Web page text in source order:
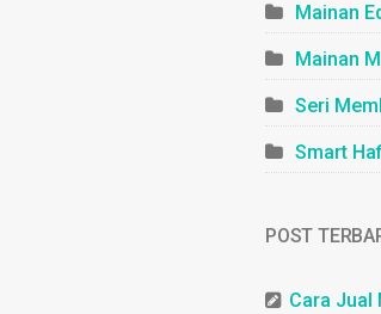
Mainan
Mainan
Seri
Smart
POST
Cara Jual